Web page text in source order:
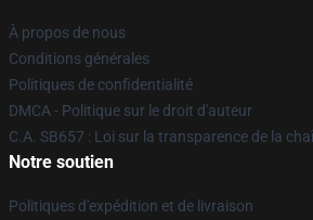
À propos de nous
Conditions générales
Politiques de confidentialité
DMCA - Politique sur le droit d'auteur
C.A. SB657 : Loi sur la transparence de la
Notre soutien
Politiques d'expédition et de livraison